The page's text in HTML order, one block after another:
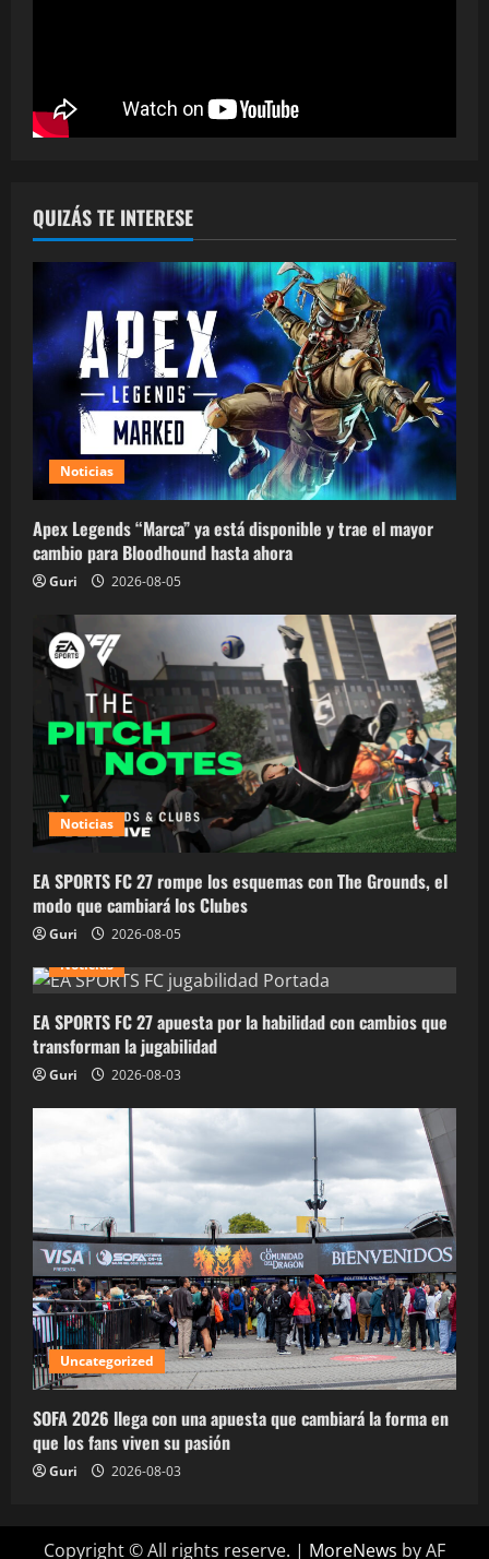
QUIZÁS TE INTERESE
Noticias
Apex Legends “Marca” ya está disponible y trae el mayor
cambio para Bloodhound hasta ahora
Guri 2026-08-05
Noticias
EA SPORTS FC 27 rompe los esquemas con The Grounds, el
modo que cambiará los Clubes
Guri
2026-08-05
Noticias
EA SPORTS FC 27 apuesta por la habilidad con cambios que
transforman la jugabilidad
Guri 2026-08-03
Uncategorized
SOFA 2026 llega con una apuesta que cambiará la forma en
que los fans viven su pasión
Guri 2026-08-03
Copyright © All rights reserve. | MoreNews by AF